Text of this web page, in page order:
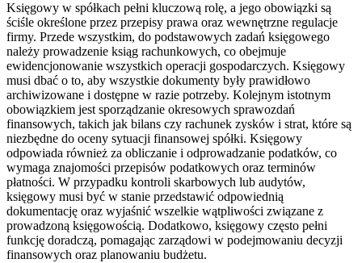
Księgowy w spółkach pełni kluczową rolę, a jego obowiązki są
ściśle określone przez przepisy prawa oraz wewnętrzne regulacje
firmy. Przede wszystkim, do podstawowych zadań księgowego
należy prowadzenie ksiąg rachunkowych, co obejmuje
ewidencjonowanie wszystkich operacji gospodarczych. Księgowy
musi dbać o to, aby wszystkie dokumenty były prawidłowo
archiwizowane i dostępne w razie potrzeby. Kolejnym istotnym
obowiązkiem jest sporządzanie okresowych sprawozdań
finansowych, takich jak bilans czy rachunek zysków i strat, które są
niezbędne do oceny sytuacji finansowej spółki. Księgowy
odpowiada również za obliczanie i odprowadzanie podatków, co
wymaga znajomości przepisów podatkowych oraz terminów
płatności. W przypadku kontroli skarbowych lub audytów,
księgowy musi być w stanie przedstawić odpowiednią
dokumentację oraz wyjaśnić wszelkie wątpliwości związane z
prowadzoną księgowością. Dodatkowo, księgowy często pełni
funkcję doradczą, pomagając zarządowi w podejmowaniu decyzji
finansowych oraz planowaniu budżetu.